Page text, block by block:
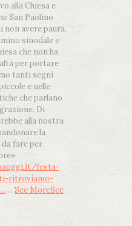
alla Chiesa e
San Paolino
non avere paura.
sinodale e
che non ha
per portare
tanti segni
e nelle
che parlano
Di
alla nostra
la
fare per
festa-
ritroviamo-
... See MoreSee